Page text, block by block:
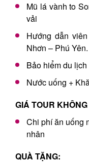
Mũ lá vành to
vải
Hướng dẫn
Nhơn – Phú Yên.
Bảo hiểm du lịch
Nước uống +
GIÁ TOUR
Chi phí ăn uống
nhân
QUÀ TẶNG: